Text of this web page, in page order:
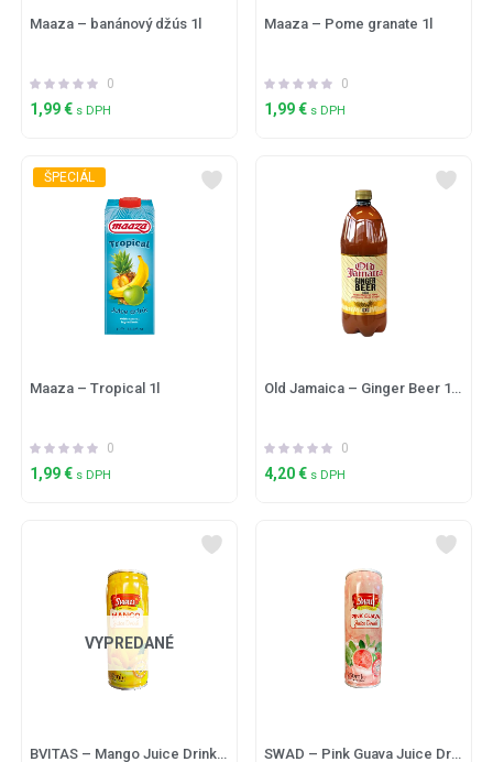
Maaza – banánový džús 1l
0
1,99€ s DPH
Maaza – Pome granate 1l
0
1,99€ s DPH
ŠPECIÁL
Maaza – Tropical 1l
0
1,99€ s DPH
Old Jamaica – Ginger Beer 1,5L
0
4,20€ s DPH
VYPREDANÉ